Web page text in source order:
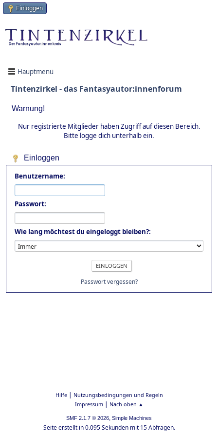
Einloggen
Hauptmenü
Tintenzirkel - das Fantasyautor:innenforum
Warnung!
Nur registrierte Mitglieder haben Zugriff auf diesen Bereich.
Bitte logge dich unterhalb ein.
Einloggen
Benutzername:
Passwort:
Wie lang möchtest du eingeloggt bleiben?:
Passwort vergessen?
Hilfe| Nutzungsbedingungen und Regeln
Impressum| Nach oben ▲
SMF 2.1.7 © 2026, Simple Machines
Seite erstellt in 0.095 Sekunden mit 15 Abfragen.